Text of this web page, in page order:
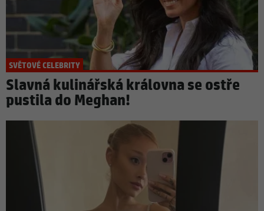
SVĚTOVÉ CELEBRITY
Slavná kulinářská královna se ostře
pustila do Meghan!